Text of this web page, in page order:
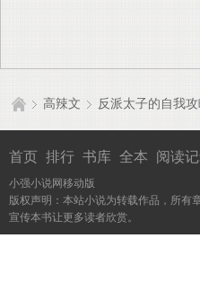
高辣文 反派太子的自我
首页 排行 书库 全本 阅读
小强小说网移动版
版权声明：本站小说为转载作品，所有
宣传本书让更多读者欣赏。